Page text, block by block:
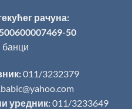
рачуна:
50
011/3232379
уредник:011/3233649